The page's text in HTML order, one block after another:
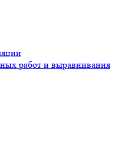
работ и выравнивания